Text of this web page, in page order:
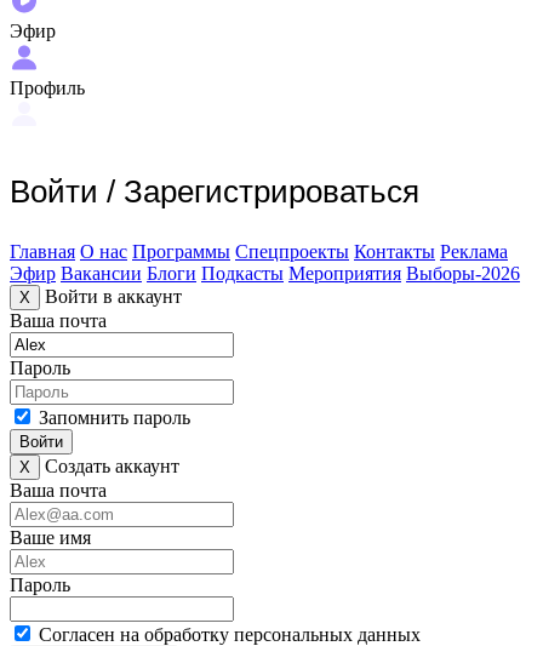
Эфир
Профиль
Войти / Зарегистрироваться
Главная О нас Программы Спецпроекты Контакты Реклама
Эфир Вакансии Блоги Подкасты Мероприятия Выборы-2026
X
Войти в аккаунт
Ваша почта
Пароль
Запомнить пароль
Войти
X
Создать аккаунт
Ваша почта
Ваше имя
Пароль
Согласен на обработку персональных данных